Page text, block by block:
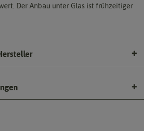
Der Anbau unter Glas ist frühzeitiger